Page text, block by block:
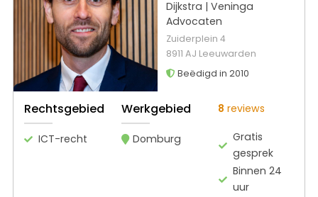
Dijkstra | Veninga
Advocaten
Zuiderplein 4
8911 AJ Leeuwarden
Beëdigd in 2010
Rechtsgebied
ICT-recht
Werkgebied
Domburg
8 reviews
Gratis
gesprek
Binnen 24
uur